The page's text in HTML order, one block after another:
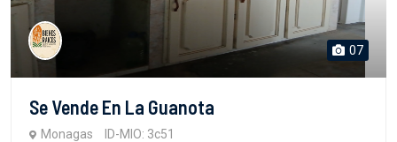
07
Se Vende En La Guanota
Monagas ID-MIO: 3c51